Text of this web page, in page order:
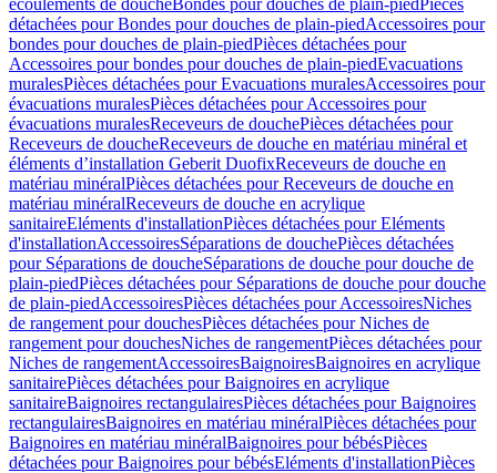
écoulements de doucheBondes pour douches de plain-piedPièces
détachées pour Bondes pour douches de plain-piedAccessoires pour
bondes pour douches de plain-piedPièces détachées pour
Accessoires pour bondes pour douches de plain-piedEvacuations
muralesPièces détachées pour Evacuations muralesAccessoires pour
évacuations muralesPièces détachées pour Accessoires pour
évacuations muralesReceveurs de douchePièces détachées pour
Receveurs de doucheReceveurs de douche en matériau minéral et
éléments d’installation Geberit DuofixReceveurs de douche en
matériau minéralPièces détachées pour Receveurs de douche en
matériau minéralReceveurs de douche en acrylique
sanitaireEléments d'installationPièces détachées pour Eléments
d'installationAccessoiresSéparations de douchePièces détachées
pour Séparations de doucheSéparations de douche pour douche de
plain-piedPièces détachées pour Séparations de douche pour douche
de plain-piedAccessoiresPièces détachées pour AccessoiresNiches
de rangement pour douchesPièces détachées pour Niches de
rangement pour douchesNiches de rangementPièces détachées pour
Niches de rangementAccessoiresBaignoiresBaignoires en acrylique
sanitairePièces détachées pour Baignoires en acrylique
sanitaireBaignoires rectangulairesPièces détachées pour Baignoires
rectangulairesBaignoires en matériau minéralPièces détachées pour
Baignoires en matériau minéralBaignoires pour bébésPièces
détachées pour Baignoires pour bébésEléments d'installationPièces